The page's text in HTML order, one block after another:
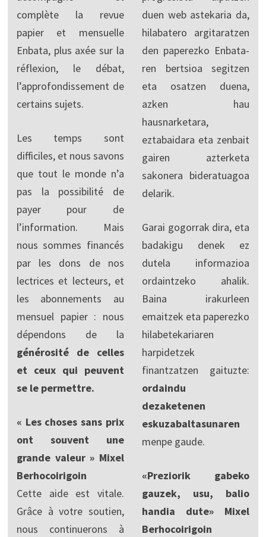
complète la revue
papier et mensuelle
Enbata, plus axée sur la
réflexion, le débat,
l’approfondissement de
certains sujets.
Les temps sont
difficiles, et nous savons
que tout le monde n’a
pas la possibilité de
payer pour de
l’information. Mais
nous sommes financés
par les dons de nos
lectrices et lecteurs, et
les abonnements au
mensuel papier : nous
dépendons de la
générosité de celles
et ceux qui peuvent
se le permettre.
« Les choses sans prix
ont souvent une
grande valeur » Mixel
Berhocoirigoin
Cette aide est vitale.
Grâce à votre soutien,
nous continuerons à
duen web astekaria da,
hilabatero argitaratzen
den paperezko Enbata-
ren bertsioa segitzen
eta osatzen duena,
azken hau
hausnarketara,
eztabaidara eta zenbait
gairen azterketa
sakonera bideratuagoa
delarik.
Garai gogorrak dira, eta
badakigu denek ez
dutela informazioa
ordaintzeko ahalik.
Baina irakurleen
emaitzek eta paperezko
hilabetekariaren
harpidetzek
finantzatzen gaituzte:
ordaindu
dezaketenen
eskuzabaltasunaren
menpe gaude.
«Preziorik gabeko
gauzek, usu, balio
handia dute» Mixel
Berhocoirigoin